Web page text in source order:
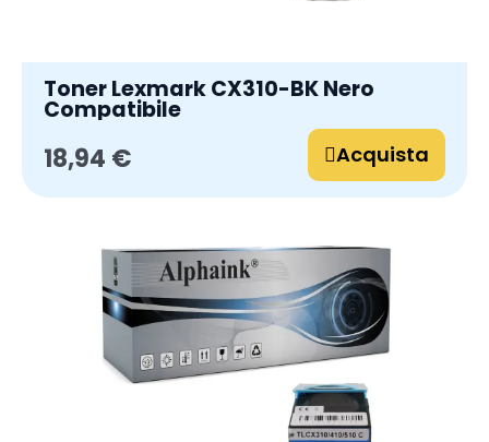
Toner Lexmark CX310-BK Nero
Compatibile
18,94 € Acquista